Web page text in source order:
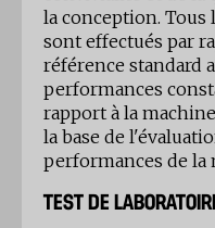
la conception. Tous
sont effectués par
référence standard
performances
rapport à la
la base de
performances de la
TEST DE